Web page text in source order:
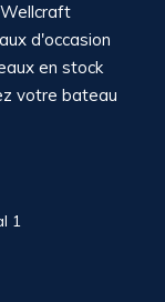
Wellcraft
d'occasion
en stock
votre bateau
1